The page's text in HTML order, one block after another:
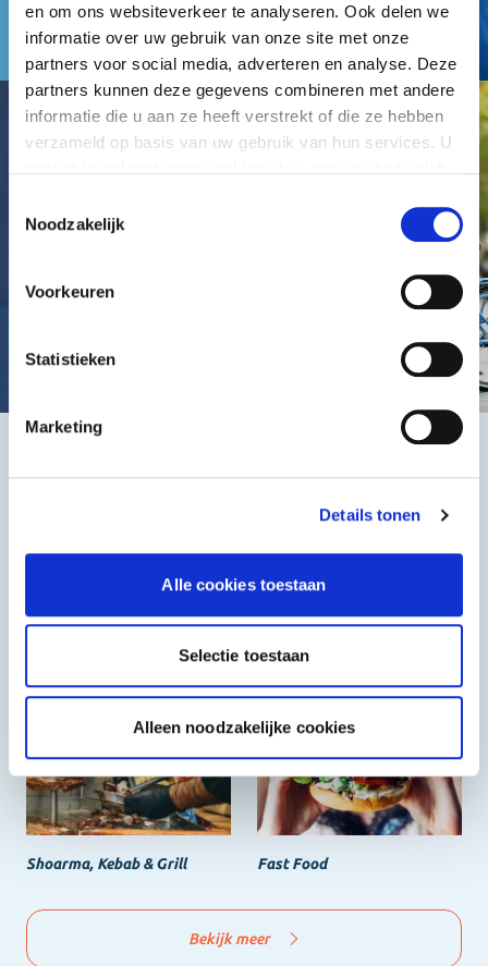
en om ons websiteverkeer te analyseren. Ook delen we
informatie over uw gebruik van onze site met onze
partners voor social media, adverteren en analyse. Deze
partners kunnen deze gegevens combineren met andere
informatie die u aan ze heeft verstrekt of die ze hebben
verzameld op basis van uw gebruik van hun services. U
Noodzakelijk
Voorkeuren
Statistieken
Marketing
Details tonen
Alle cookies toestaan
Selectie toestaan
Alleen noodzakelijke cookies
Het beste, de goedkoopste
Shoarma, Kebab & Grill Fast Food
Bekijk meer